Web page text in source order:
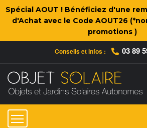
Spécial AOUT ! Bénéficiez d'une
d'Achat avec le Code AOUT26
promotions )
Conseils et infos : 03 89